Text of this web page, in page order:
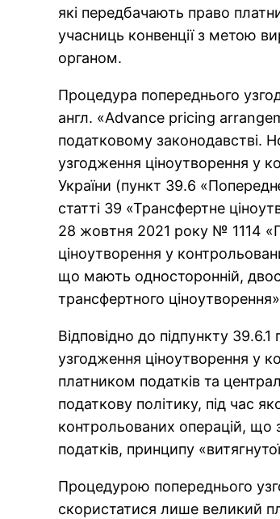
які передбачають право
учасниць конвенції з метою
органом.
Процедура попереднього
англ. «Advance pricing
податковому законодавстві.
узгодження ціноутворення у
України (пункт 39.6
статті 39 «Трансфертне
28 жовтня 2021 року № 1114
ціноутворення у
що мають односторонній,
трансфертного
Відповідно до підпункту
узгодження ціноутворення у
платником податків та
податкову політику, під час
контрольованих операцій, що
податків, принципу
Процедурою попереднього
скористатися лише великий